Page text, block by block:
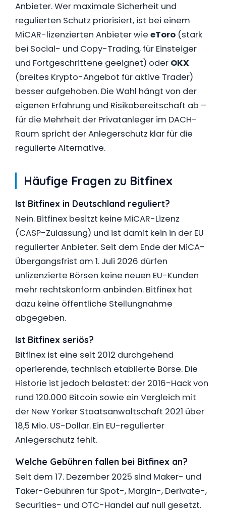
Anbieter. Wer maximale Sicherheit und
regulierten Schutz priorisiert, ist bei einem
MiCAR-lizenzierten Anbieter wie eToro (stark
bei Social- und Copy-Trading, für Einsteiger
und Fortgeschrittene geeignet) oder OKX
(breites Krypto-Angebot für aktive Trader)
besser aufgehoben. Die Wahl hängt von der
eigenen Erfahrung und Risikobereitschaft ab –
für die Mehrheit der Privatanleger im DACH-
Raum spricht der Anlegerschutz klar für die
regulierte Alternative.
Häufige Fragen zu Bitfinex
Ist Bitfinex in Deutschland reguliert?
Nein. Bitfinex besitzt keine MiCAR-Lizenz
(CASP-Zulassung) und ist damit kein in der EU
regulierter Anbieter. Seit dem Ende der MiCA-
Übergangsfrist am 1. Juli 2026 dürfen
unlizenzierte Börsen keine neuen EU-Kunden
mehr rechtskonform anbinden. Bitfinex hat
dazu keine öffentliche Stellungnahme
abgegeben.
Ist Bitfinex seriös?
Bitfinex ist eine seit 2012 durchgehend
operierende, technisch etablierte Börse. Die
Historie ist jedoch belastet: der 2016-Hack von
rund 120.000 Bitcoin sowie ein Vergleich mit
der New Yorker Staatsanwaltschaft 2021 über
18,5 Mio. US-Dollar. Ein EU-regulierter
Anlegerschutz fehlt.
Welche Gebühren fallen bei Bitfinex an?
Seit dem 17. Dezember 2025 sind Maker- und
Taker-Gebühren für Spot-, Margin-, Derivate-,
Securities- und OTC-Handel auf null gesetzt.